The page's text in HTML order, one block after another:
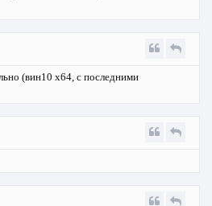
(вин10 х64, с последними